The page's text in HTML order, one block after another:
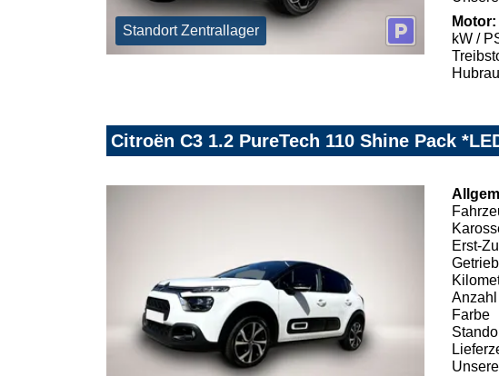
Standort Zentrallager
Motor:
kW /
Citroën C3 1.2 PureTech 110 Shine Pack
Erst-
Farbe